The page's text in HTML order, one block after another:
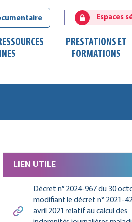
Espaces
PRESTATIONS ET
FORMATIONS
LIEN UTILE
Décret n° 2024-967 du 30
modifiant le décret n° 2021-
avril 2021 relatif au calcul des